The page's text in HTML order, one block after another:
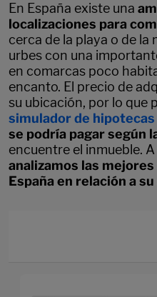
En España existe una
localizaciones para
cerca de la playa o de la
urbes con una
en comarcas poco
encanto. El precio de
su ubicación, por lo que
simulador de hipotecas
se podría pagar según
encuentre el inmueble.
analizamos las
España en relación a